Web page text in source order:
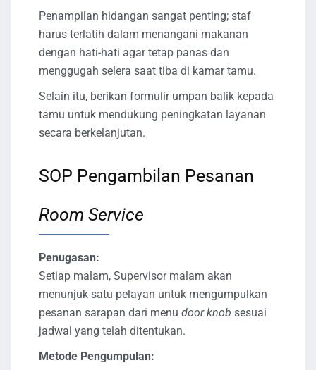
Penampilan hidangan sangat penting; staf
harus terlatih dalam menangani makanan
dengan hati-hati agar tetap panas dan
menggugah selera saat tiba di kamar tamu.
Selain itu, berikan formulir umpan balik kepada
tamu untuk mendukung peningkatan layanan
secara berkelanjutan.
SOP Pengambilan Pesanan
Room Service
Penugasan:
Setiap malam, Supervisor malam akan
menunjuk satu pelayan untuk mengumpulkan
pesanan sarapan dari menu door knob sesuai
jadwal yang telah ditentukan.
Metode Pengumpulan: